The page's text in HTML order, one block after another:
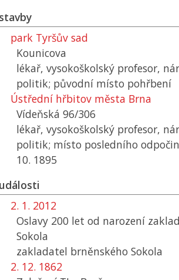
stavby
park Tyršův sad
Kounicova
lékař, vysokoškolský profesor,
politik; původní místo pohřbení
Ústřední hřbitov města Brna
Vídeňská 96/306
lékař, vysokoškolský profesor,
politik; místo posledního
10. 1895
události
2. 1. 2012
Oslavy 200 let od narození
Sokola
zakladatel brněnského Sokola
2. 12. 1862